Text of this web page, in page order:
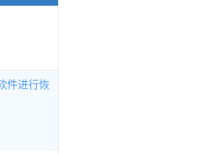
件进行恢